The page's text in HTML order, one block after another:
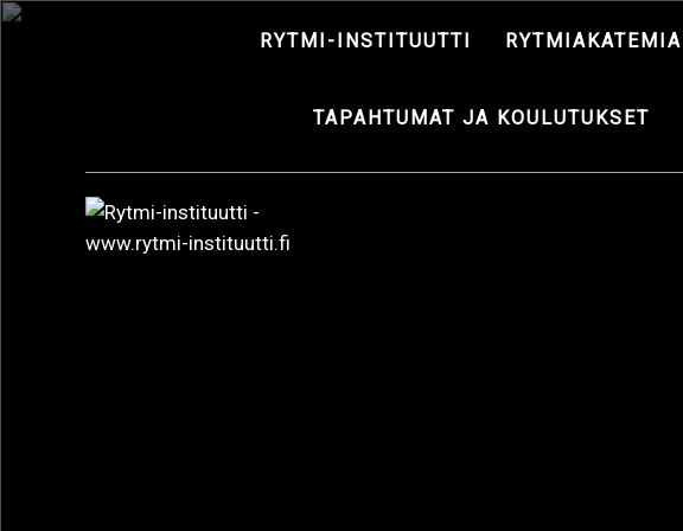
RYTMI-INSTITUUTTI RYTMIAKATEMIA
TAPAHTUMAT JA KOULUTUKSET